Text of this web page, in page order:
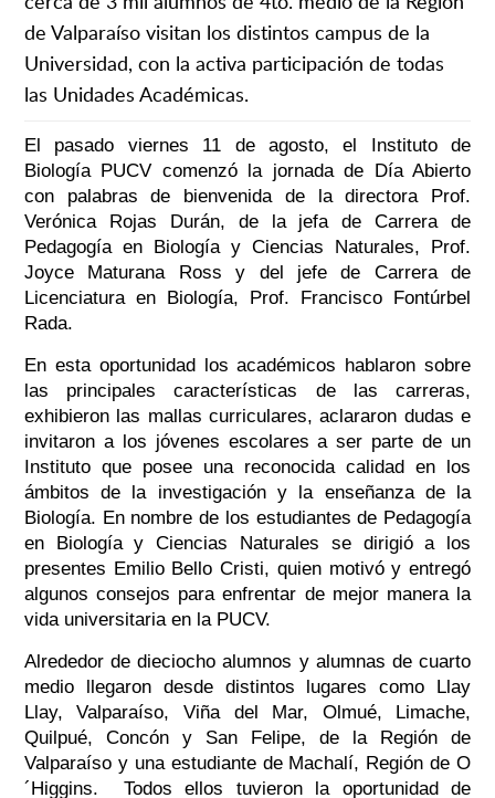
de Valparaíso visitan los distintos campus de la
Universidad, con la activa participación de todas
las Unidades Académicas.
El pasado viernes 11 de agosto, el Instituto de
Biología PUCV comenzó la jornada de Día Abierto
con palabras de bienvenida de la directora Prof.
Verónica Rojas Durán, de la jefa de Carrera de
Pedagogía en Biología y Ciencias Naturales, Prof.
Joyce Maturana Ross y del jefe de Carrera de
Licenciatura en Biología, Prof. Francisco Fontúrbel
Rada.
En esta oportunidad los académicos hablaron sobre
las principales características de las carreras,
exhibieron las mallas curriculares, aclararon dudas e
invitaron a los jóvenes escolares a ser parte de un
Instituto que posee una reconocida calidad en los
ámbitos de la investigación y la enseñanza de la
Biología. En nombre de los estudiantes de Pedagogía
en Biología y Ciencias Naturales se dirigió a los
presentes Emilio Bello Cristi, quien motivó y entregó
algunos consejos para enfrentar de mejor manera la
vida universitaria en la PUCV.
Alrededor de dieciocho alumnos y alumnas de cuarto
medio llegaron desde distintos lugares como Llay
Llay, Valparaíso, Viña del Mar, Olmué, Limache,
Quilpué, Concón y San Felipe, de la Región de
Valparaíso y una estudiante de Machalí, Región de O
´Higgins. Todos ellos tuvieron la oportunidad de